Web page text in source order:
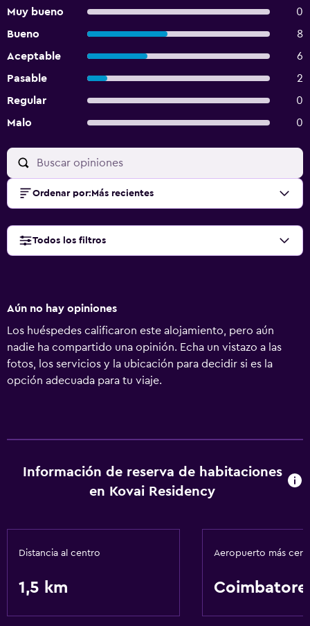
Muy bueno
0
Bueno
8
Aceptable
6
Pasable
2
Regular
0
Malo
0
Ordenar por: Más recientes
Todos los filtros
Aún no hay opiniones
Los huéspedes calificaron este alojamiento, pero aún
nadie ha compartido una opinión. Echa un vistazo a las
fotos, los servicios y la ubicación para decidir si es la
opción adecuada para tu viaje.
Información de reserva de habitaciones
en Kovai Residency
Distancia al centro
1,5 km
Aeropuerto más
Coimbatore